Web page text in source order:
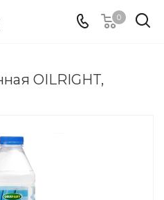
0
OILRIGHT,